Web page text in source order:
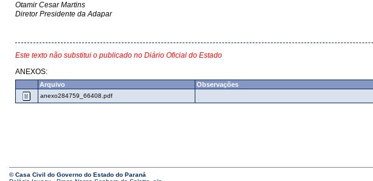
Otamir Cesar Martins
Diretor Presidente da Adapar
Este texto não substitui o publicado no Diário Oficial do Estado
ANEXOS:
Arquivo Observações
anexo284759_66408.pdf
© Casa Civil do Governo do Estado do Paraná